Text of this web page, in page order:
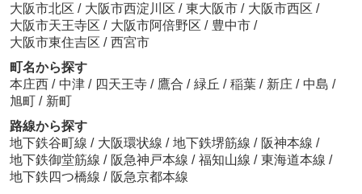
大阪市北区 / 大阪市西淀川区 / 東大阪市 / 大阪市西区 /
大阪市天王寺区 / 大阪市阿倍野区 / 豊中市 /
大阪市東住吉区 / 西宮市
町名から探す
本庄西 / 中津 / 四天王寺 / 鷹合 / 緑丘 / 稲葉 / 新庄 / 中島 /
旭町 / 新町
路線から探す
地下鉄谷町線 / 大阪環状線 / 地下鉄堺筋線 / 阪神本線 /
地下鉄御堂筋線 / 阪急神戸本線 / 福知山線 / 東海道本線 /
地下鉄四つ橋線 / 阪急京都本線